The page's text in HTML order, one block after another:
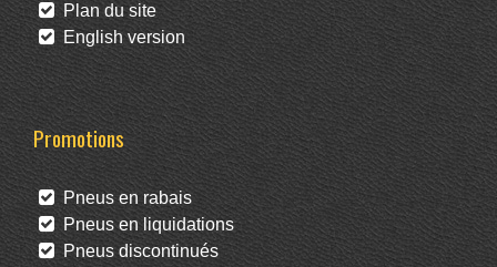
Plan du site
English version
Promotions
Pneus en rabais
Pneus en liquidations
Pneus discontinués